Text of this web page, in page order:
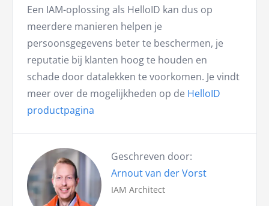
Een IAM-oplossing als HelloID kan dus op
meerdere manieren helpen je
persoonsgegevens beter te beschermen, je
reputatie bij klanten hoog te houden en
schade door datalekken te voorkomen. Je vindt
meer over de mogelijkheden op de HelloID
productpagina
Geschreven door:
Arnout van der Vorst
IAM Architect